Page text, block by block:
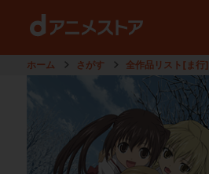
ホーム さがす 全作品リスト[ま行]